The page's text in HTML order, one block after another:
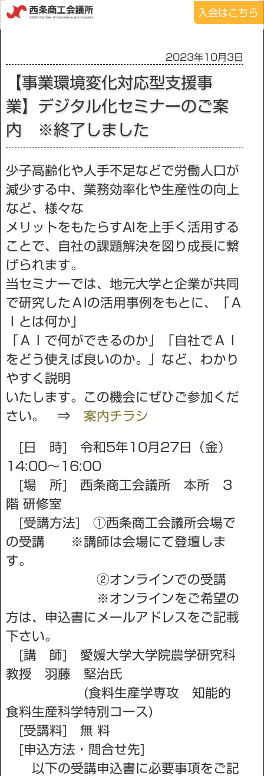
入会はこちら
2023年10月3日
【事業環境変化対応型支援事
業】デジタル化セミナーのご案
内 ※終了しました
少子高齢化や人手不足などで労働人口が
減少する中、業務効率化や生産性の向上
など、様々な
メリットをもたらすAIを上手く活用する
ことで、自社の課題解決を図り成長に繋
げられます。
当セミナーでは、地元大学と企業が共同
で研究したＡIの活用事例をもとに、「Ａ
Ｉとは何か」
「ＡＩで何ができるのか」「自社でＡＩ
をどう使えば良いのか。」など、わかり
やすく説明
いたします。この機会にぜひご参加くだ
さい。 ⇒ 案内チラシ
[日 時] 令和5年10月27日（金）
14:00～16:00
[場 所] 西条商工会議所 本所 3
階 研修室
[受講方法] ①西条商工会議所会場で
の受講 ※講師は会場にて登壇しま
す。
②オンラインでの受講
※オンラインをご希望の
方は、申込書にメールアドレスをご記載
下さい。
[講 師] 愛媛大学大学院農学研究科
教授 羽藤 堅治氏
(食料生産学専攻 知能的
食料生産科学特別コース)
[受講料] 無 料
[申込方法・問合せ先]
以下の受講申込書に必要事項をご記